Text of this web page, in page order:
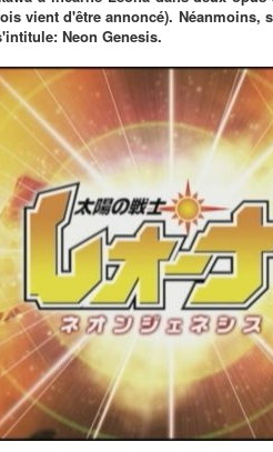
vient d'être annoncé).
Neon Genesis.